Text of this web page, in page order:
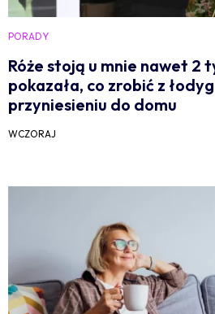
PORADY
Róże stoją u mnie nawet 2
pokazała, co zrobić z
przyniesieniu do domu
WCZORAJ